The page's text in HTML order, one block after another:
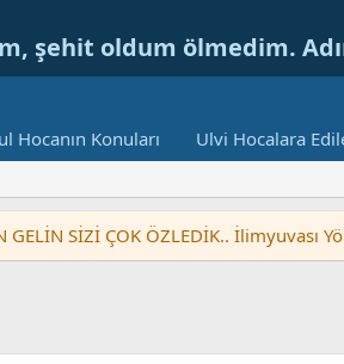
şehit oldum ölmedim.
Hocanın Konuları Ulvi Hocalara
GELİN SİZİ ÇOK ÖZLEDİK..